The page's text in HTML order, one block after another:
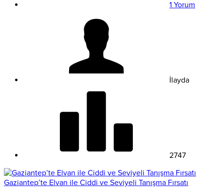
1 Yorum
İlayda
2747
Gaziantep’te Elvan ile Ciddi ve Seviyeli Tanışma Fırsatı